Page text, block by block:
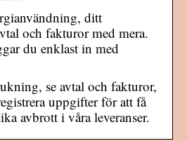
ditt
och fakturor med mera.
du enklast in med
se avtal och fakturor,
uppgifter för att få
avbrott i våra leveranser.